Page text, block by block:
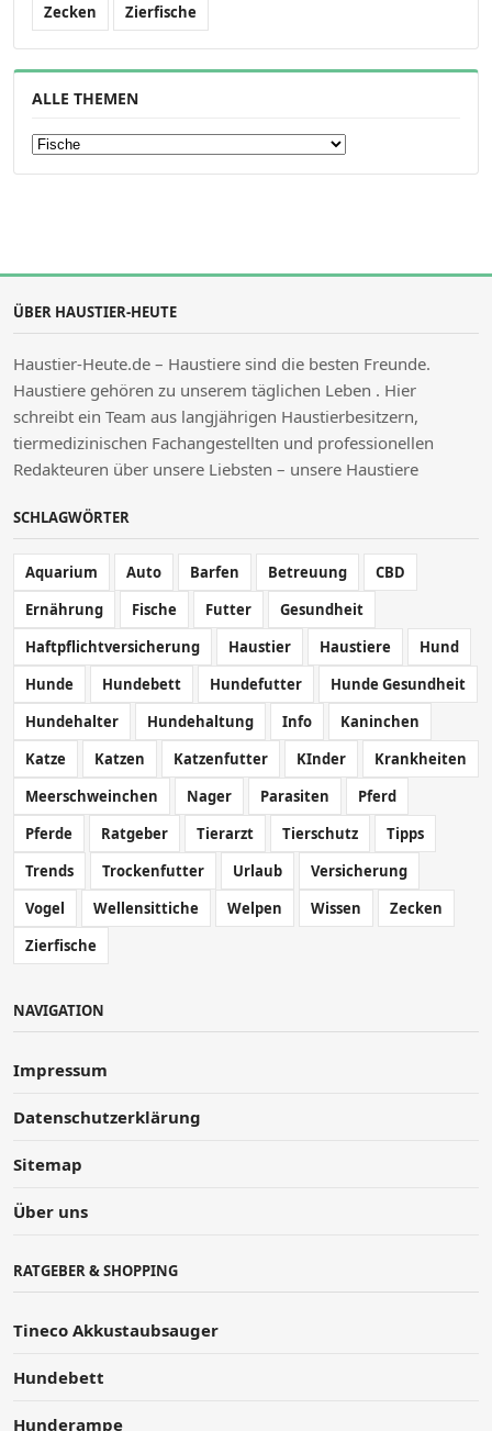
Zecken Zierfische
ALLE THEMEN
Alle Themen
ÜBER HAUSTIER-HEUTE
Haustier-Heute.de – Haustiere sind die besten Freunde.
Haustiere gehören zu unserem täglichen Leben . Hier
schreibt ein Team aus langjährigen Haustierbesitzern,
tiermedizinischen Fachangestellten und professionellen
Redakteuren über unsere Liebsten – unsere Haustiere
SCHLAGWÖRTER
Aquarium Auto Barfen Betreuung
CBD
Ernährung
Fische Futter
Gesundheit
Haftpflichtversicherung
Haustier Haustiere
Hund
Hunde
Hundebett Hundefutter
Hunde Gesundheit
Hundehalter
Hundehaltung Info
Kaninchen
Katze
Katzen Katzenfutter KInder
Krankheiten
Meerschweinchen
Nager Parasiten
Pferd
Pferde
Ratgeber Tierarzt Tierschutz
Tipps
Trends
Trockenfutter Urlaub
Versicherung
Vogel
Wellensittiche Welpen Wissen
Zecken
Zierfische
NAVIGATION
Impressum
Datenschutzerklärung
Sitemap
Über uns
RATGEBER & SHOPPING
Tineco Akkustaubsauger
Hundebett
Hunderampe